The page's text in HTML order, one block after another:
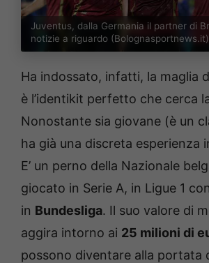
Juventus, dalla Germania il partner di
notizie a riguardo
Ha indossato, infatti, la maglia
è l’identikit perfetto che cerca
Nonostante sia giovane (è un
ha già una discreta esperienza
E’ un perno della Nazionale
giocato in Serie A, in Ligue 1
in Bundesliga. Il suo valore di
aggira intorno ai 25 milioni di
possono diventare alla portata